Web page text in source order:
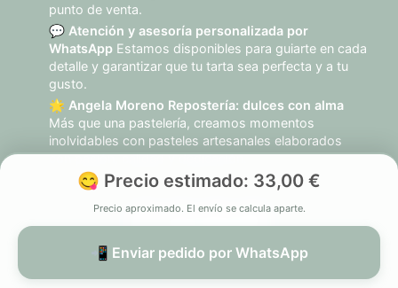
😋 Precio estimado: 33,00 €
Precio aproximado. El envío se calcula aparte.
📲 Enviar pedido por WhatsApp
punto de venta.
💬 Atención y asesoría personalizada por
WhatsApp Estamos disponibles para guiarte en cada
detalle y garantizar que tu tarta sea perfecta y a tu
gusto.
🌟 Angela Moreno Repostería: dulces con alma
Más que una pastelería, creamos momentos
inolvidables con pasteles artesanales elaborados
con pasión, calidad y dedicación.
© 2026 Angela Moreno Pastelería. Todos los derechos